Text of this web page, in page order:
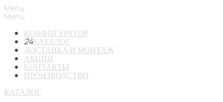
Menu
Menu
КОНФИГУРАТОР
24КАТАЛОГ
ДОСТАВКА И МОНТАЖ
АКЦИИ
КОНТАКТЫ
ПРОИЗВОДСТВО
КАТАЛОГ